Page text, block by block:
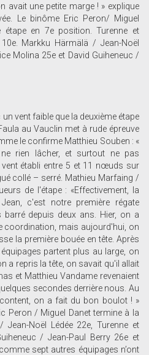
avait une petite marge ! » explique
Le binôme Eric Peron/ Miguel
étape en 7e position. Turenne et
Markku Härmälä / Jean-Noël
Molina 25e et David Guiheneuc /
vent faible que la deuxième étape
au Vauclin met à rude épreuve
le confirme Matthieu Souben : «
rien lâcher, et surtout ne pas
vent établi entre 5 et 11 nœuds sur
collé – serré. Mathieu Marfaing /
de l'étape : «Effectivement, la
c'est notre première régate
depuis deux ans. Hier, on a
coordination, mais aujourd'hui, on
la première bouée en tête. Après
partent plus au large, on
a repris la tête, on savait qu'il allait
et Matthieu Vandame revenaient
secondes derrière nous. Au
on a fait du bon boulot ! »
Peron / Miguel Danet termine à la
Noël Lédée 22e, Turenne et
/ Jean-Paul Berry 26e et
sept autres équipages n’ont